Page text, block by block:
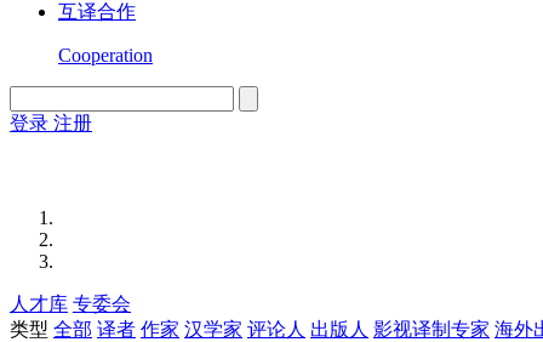
互译合作
Cooperation
登录 注册
人才库 专委会
类型 全部 译者 作家 汉学家 评论人 出版人 影视译制专家 海外